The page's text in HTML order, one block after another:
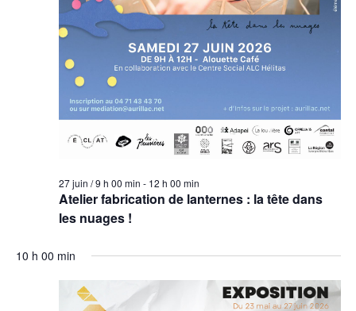
Atelier fabrication de lanternes : la tête dans
les nuages !
27 juin / 9 h 00 min - 12 h 00 min
10 h 00 min